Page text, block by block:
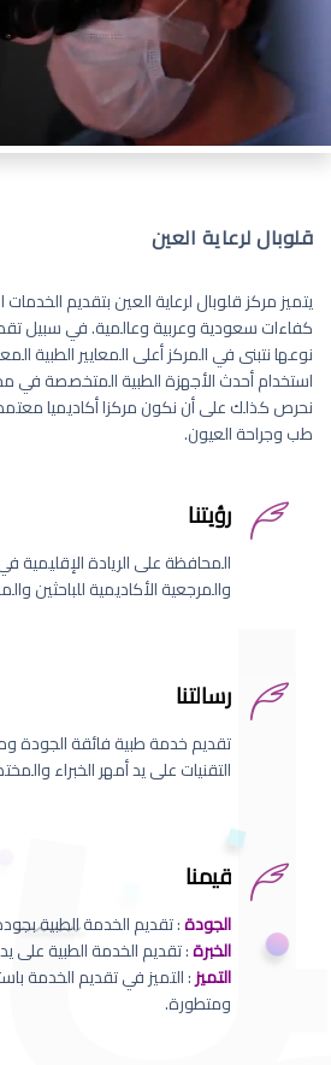
قلوبال لرعاية العين
يتميز مركز قلوبال لرعاية العين بتقديم
كفاءات سعودية وعربية وعالمية. في سبيل
نوعها نتبنى في المركز أعلى المعايير الطبية
استخدام أحدث الأجهزة الطبية المتخصصة في
نحرص كذلك على أن نكون مركزا أكاديميا
طب وجراحة العيون.
رؤيتنا
المحافظة على الريادة الإقليمية
والمرجعية الأكاديمية للباحثين
رسالتنا
تقديم خدمة طبية فائقة الجودة
التقنيات على يد أمهر الخبراء
قيمنا
الجودة: تقديم الخدمة الطبية
الخبرة: تقديم الخدمة الطبية على
التميز: التميز في تقديم الخدمة
ومتطورة.